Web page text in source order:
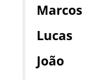
Marcos
Lucas
João